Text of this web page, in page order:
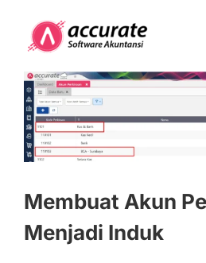
content
View
Larger
Image
Membuat Akun
Menjadi Induk